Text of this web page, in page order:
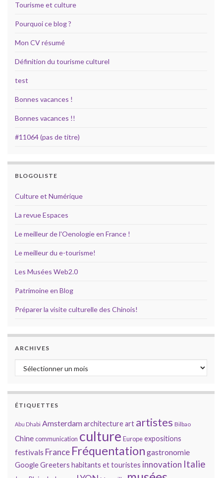
Tourisme et culture
Pourquoi ce blog ?
Mon CV résumé
Définition du tourisme culturel
test
Bonnes vacances !
Bonnes vacances !!
#11064 (pas de titre)
BLOGOLISTE
Culture et Numérique
La revue Espaces
Le meilleur de l'Oenologie en France !
Le meilleur du e-tourisme!
Les Musées Web2.0
Patrimoine en Blog
Préparer la visite culturelle des Chinois!
ARCHIVES
Archives
ÉTIQUETTES
Abu Dhabi Amsterdamarchitectureart artistes Bilbao
Chinecommunication culture Europeexpositions
festivals France Fréquentation gastronomie
GoogleGreeters habitants et touristes innovation Italie